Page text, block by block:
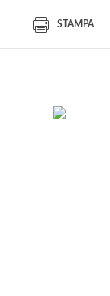
STAMPA